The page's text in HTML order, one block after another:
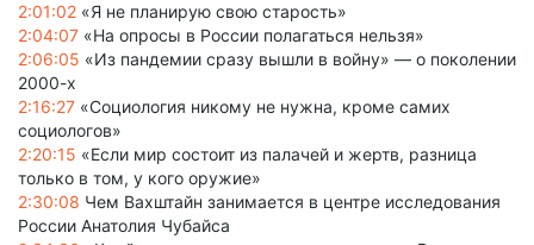
2:01:02 «Я не планирую свою старость»
2:04:07 «На опросы в России полагаться нельзя»
2:06:05 «Из пандемии сразу вышли в войну» — о поколении
2000-х
2:16:27 «Социология никому не нужна, кроме самих
социологов»
2:20:15 «Если мир состоит из палачей и жертв, разница
только в том, у кого оружие»
2:30:08 Чем Вахштайн занимается в центре исследования
России Анатолия Чубайса